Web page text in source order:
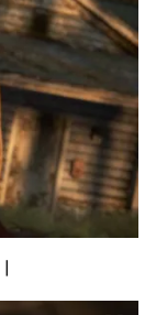
|